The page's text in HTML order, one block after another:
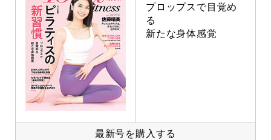
プロップスで目覚め
る
新たな身体感覚
最新号を購入する